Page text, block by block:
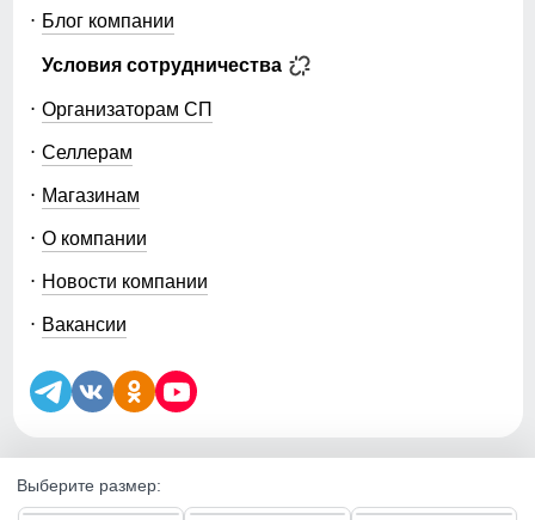
Уведомление об использовании файлов куки (cookie) и
Выберите размер:
Блог компании
Условия сотрудничества
Организаторам СП
Селлерам
Магазинам
О компании
Новости компании
Вакансии
5.0